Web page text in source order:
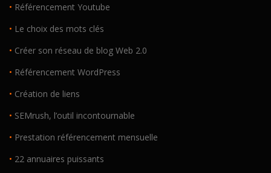
• Référencement Youtube
• Le choix des mots clés
• Créer son réseau de blog Web 2.0
• Référencement WordPress
• Création de liens
• SEMrush, l’outil incontournable
• Prestation référencement mensuelle
• 22 annuaires puissants